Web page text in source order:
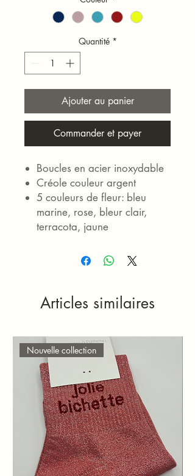
Quantité *
Ajouter au panier
Commander et payer
Boucles en acier inoxydable
Créole couleur argent
5 couleurs de fleur: bleu
marine, rose, bleur clair,
terracota, jaune
Articles similaires
Nouvelle collection